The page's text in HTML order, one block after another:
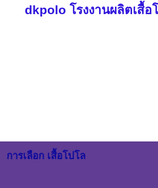
dkpolo โรงงานผลิตเสื้อ
การเลือก เสื้อโปโล